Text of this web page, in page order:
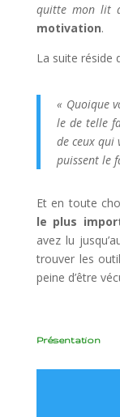
quitte mon lit
motivation.
La suite réside
« Quoique
le de telle
de ceux qui
puissent le
Et en toute
le plus
avez lu
trouver les
peine d’être
Présentation